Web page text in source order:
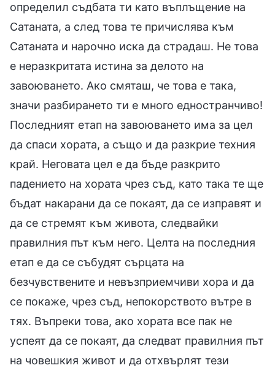
определил съдбата ти като въплъщение на
Сатаната, а след това те причислява към
Сатаната и нарочно иска да страдаш. Не това
е неразкритата истина за делото на
завоюването. Ако смяташ, че това е така,
значи разбирането ти е много едностранчиво!
Последният етап на завоюването има за цел
да спаси хората, а също и да разкрие техния
край. Неговата цел е да бъде разкрито
падението на хората чрез съд, като така те ще
бъдат накарани да се покаят, да се изправят и
да се стремят към живота, следвайки
правилния път към него. Целта на последния
етап е да се събудят сърцата на
безчувствените и невъзприемчиви хора и да
се покаже, чрез съд, непокорството вътре в
тях. Въпреки това, ако хората все пак не
успеят да се покаят, да следват правилния път
на човешкия живот и да отхвърлят тези